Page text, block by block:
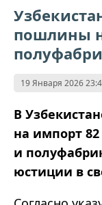
пошлины
19 Января 2026
В
на импорт
и
юстиции в